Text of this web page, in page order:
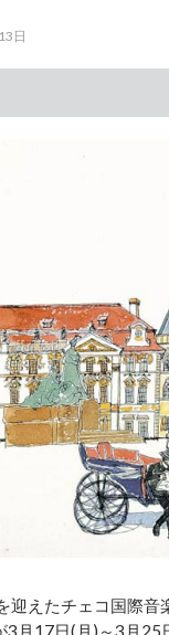
日
えたチェコ国際音